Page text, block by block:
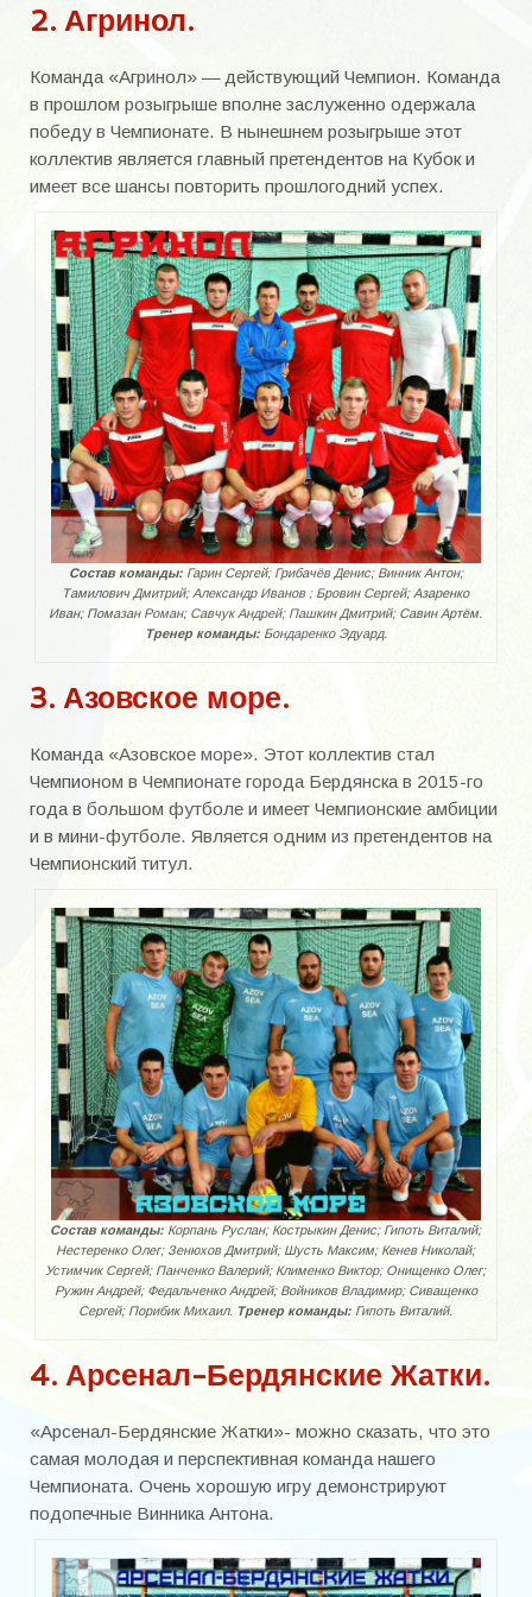
Бильдюк Алексей Алексеевич
Братья Тодосенко
Братья Цековы
Варчик Виктор Васильевич
Вертоградов Игорь Васильевич
Войтюк Александр Николаевич
Вырвич Александр Анатольевич
Герасименко Андрей Александрович
Голощапов Анатолий Николаевич
Горбенко Владислав Петрович
Гусев Валерий Викторович
Делалов Михаил Константинович
Доценко Иван Владимирович
Жак Олег Константинович
Исаев Владимир Георгиевич
Ищенко Владислав Фёдорович
ИГРОКИ К-Я
Касьян Иван Андреевич
Кисса Анатолий Дмитриевич
Котельников Евгений Петрович
Малиенко Игорь
Многолетний Александр Александрович
Науменко Юрий Васильевич
Петренко Владимир Кузьмич
Путря Герман Геннадьевич
Путря Илья Германович
Снеосиков Анатолий Николаевич
2. Агринол.
Команда «Агринол» — действующий Чемпион. Команда
в прошлом розыгрыше вполне заслуженно одержала
победу в Чемпионате. В нынешнем розыгрыше этот
коллектив является главный претендентов на Кубок и
имеет все шансы повторить прошлогодний успех.
Состав команды:Гарин Сергей; Грибачёв Денис; Винник Антон;
Тамилович Дмитрий; Александр Иванов ; Бровин Сергей; Азаренко
Иван; Помазан Роман; Савчук Андрей; Пашкин Дмитрий; Савин Артём.
Тренер команды:Бондаренко Эдуард.
3. Азовское море.
Команда «Азовское море». Этот коллектив стал
Чемпионом в Чемпионате города Бердянска в 2015-го
года в большом футболе и имеет Чемпионские амбиции
и в мини-футболе. Является одним из претендентов на
Чемпионский титул.
Состав команды: Корпань Руслан; Кострыкин Денис; Гипоть Виталий;
Нестеренко Олег; Зенюхов Дмитрий; Шусть Максим; Кенев Николай;
Устимчик Сергей; Панченко Валерий; Клименко Виктор; Онищенко Олег;
Ружин Андрей; Федальченко Андрей; Войников Владимир; Сиващенко
Сергей; Порибик Михаил. Тренер команды: Гипоть Виталий.
4. Арсенал-Бердянские Жатки.
«Арсенал-Бердянские Жатки»- можно сказать, что это
самая молодая и перспективная команда нашего
Чемпионата. Очень хорошую игру демонстрируют
подопечные Винника Антона.